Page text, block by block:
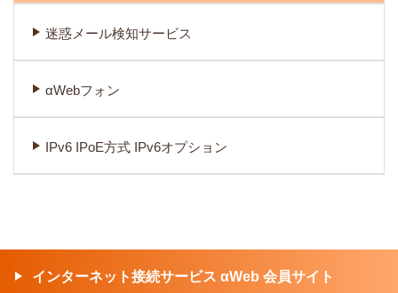
迷惑メール検知サービス
αWebフォン
IPv6 IPoE方式 IPv6オプション
インターネット接続サービス αWeb 会員サイト